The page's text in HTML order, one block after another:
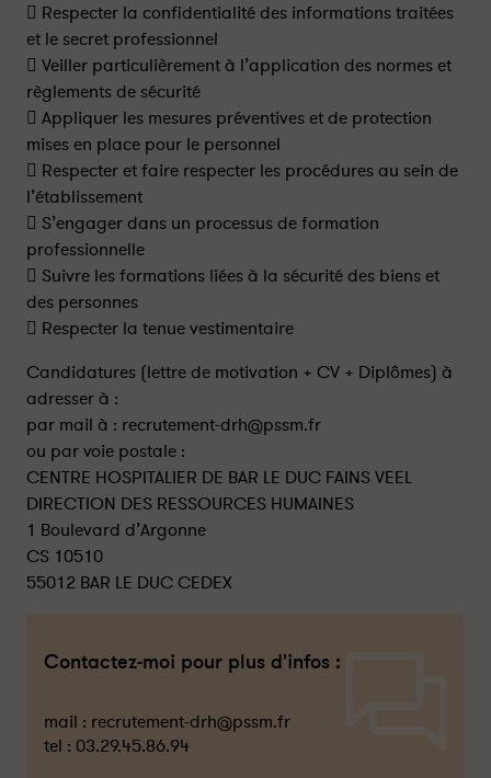
 Respecter la confidentialité des informations traitées
et le secret professionnel
 Veiller particulièrement à l’application des normes et
règlements de sécurité
 Appliquer les mesures préventives et de protection
mises en place pour le personnel
 Respecter et faire respecter les procédures au sein de
l’établissement
 S’engager dans un processus de formation
professionnelle
 Suivre les formations liées à la sécurité des biens et
des personnes
 Respecter la tenue vestimentaire
Candidatures (lettre de motivation + CV + Diplômes) à
adresser à :
par mail à : recrutement-drh@pssm.fr
ou par voie postale :
CENTRE HOSPITALIER DE BAR LE DUC FAINS VEEL
DIRECTION DES RESSOURCES HUMAINES
1 Boulevard d’Argonne
CS 10510
55012 BAR LE DUC CEDEX
Contactez-moi pour plus d'infos :
mail : recrutement-drh@pssm.fr
tel : 03.29.45.86.94